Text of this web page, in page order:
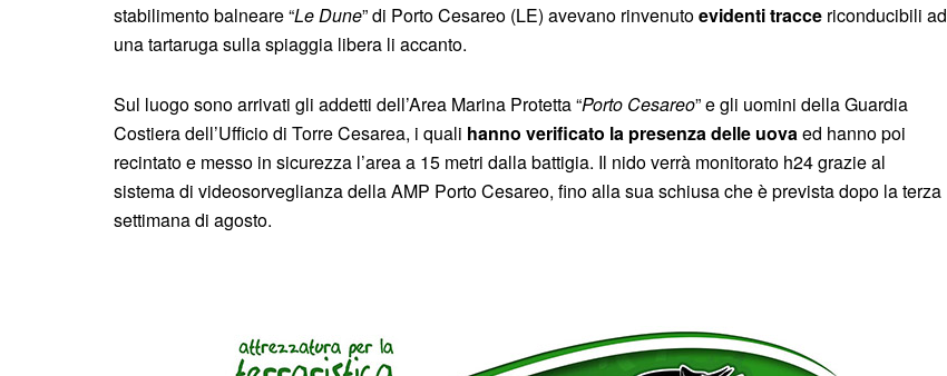
stabilimento balneare “Le Dune” di Porto Cesareo (LE) avevano rinvenutoevidenti tracce riconducibili ad
una tartaruga sulla spiaggia libera li accanto.
Sul luogo sono arrivati gli addetti dell’Area Marina Protetta “Porto Cesareo” e gli uomini della Guardia
Costiera dell’Ufficio di Torre Cesarea, i quali hanno verificato la presenza delle uova ed hanno poi
recintato e messo in sicurezza l’area a 15 metri dalla battigia. Il nido verrà monitorato h24 grazie al
sistema di videosorveglianza della AMP Porto Cesareo, fino alla sua schiusa che è prevista dopo la terza
settimana di agosto.